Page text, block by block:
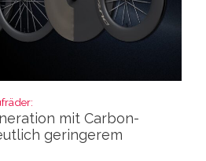
mit Carbon-
geringerem